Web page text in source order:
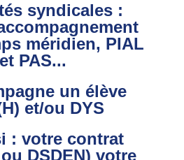
syndicales :
méridien, PIAL
et PAS...
un élève
et/ou DYS
: votre contrat
DSDEN) votre